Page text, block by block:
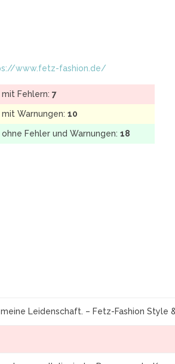
www.fetz-fashion.de/
Fehlern: 7
Warnungen: 10
Fehler und Warnungen: 18
Leidenschaft. – Fetz-Fashion Style